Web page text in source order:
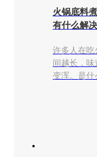
火锅底料
有什么解
许多人在吃
间越长，
变浑。是什